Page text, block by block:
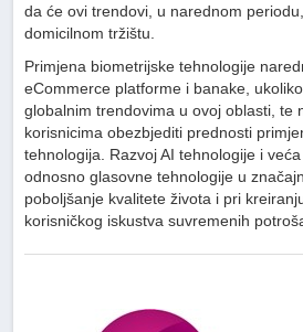
da će ovi trendovi, u narednom
domicilnom tržištu.
Primjena biometrijske tehnologije
eCommerce platforme i banake,
globalnim trendovima u ovoj oblasti, te
korisnicima obezbjediti prednosti
tehnologija. Razvoj AI tehnologije i
odnosno glasovne tehnologije u
poboljšanje kvalitete života i pri
korisničkog iskustva suvremenih